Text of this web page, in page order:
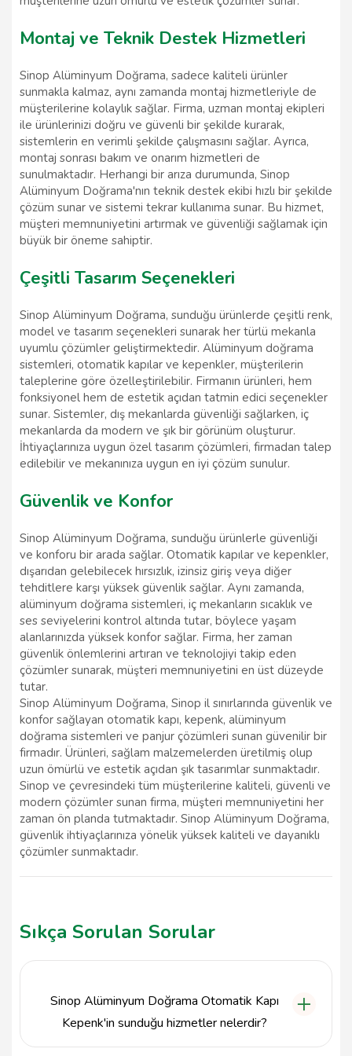
Montaj ve Teknik Destek Hizmetleri
Sinop Alüminyum Doğrama, sadece kaliteli ürünler
sunmakla kalmaz, aynı zamanda montaj hizmetleriyle de
müşterilerine kolaylık sağlar. Firma, uzman montaj ekipleri
ile ürünlerinizi doğru ve güvenli bir şekilde kurarak,
sistemlerin en verimli şekilde çalışmasını sağlar. Ayrıca,
montaj sonrası bakım ve onarım hizmetleri de
sunulmaktadır. Herhangi bir arıza durumunda, Sinop
Alüminyum Doğrama'nın teknik destek ekibi hızlı bir şekilde
çözüm sunar ve sistemi tekrar kullanıma sunar. Bu hizmet,
müşteri memnuniyetini artırmak ve güvenliği sağlamak için
büyük bir öneme sahiptir.
Çeşitli Tasarım Seçenekleri
Sinop Alüminyum Doğrama, sunduğu ürünlerde çeşitli renk,
model ve tasarım seçenekleri sunarak her türlü mekanla
uyumlu çözümler geliştirmektedir. Alüminyum doğrama
sistemleri, otomatik kapılar ve kepenkler, müşterilerin
taleplerine göre özelleştirilebilir. Firmanın ürünleri, hem
fonksiyonel hem de estetik açıdan tatmin edici seçenekler
sunar. Sistemler, dış mekanlarda güvenliği sağlarken, iç
mekanlarda da modern ve şık bir görünüm oluşturur.
İhtiyaçlarınıza uygun özel tasarım çözümleri, firmadan talep
edilebilir ve mekanınıza uygun en iyi çözüm sunulur.
Güvenlik ve Konfor
Sinop Alüminyum Doğrama, sunduğu ürünlerle güvenliği
ve konforu bir arada sağlar. Otomatik kapılar ve kepenkler,
dışarıdan gelebilecek hırsızlık, izinsiz giriş veya diğer
tehditlere karşı yüksek güvenlik sağlar. Aynı zamanda,
alüminyum doğrama sistemleri, iç mekanların sıcaklık ve
ses seviyelerini kontrol altında tutar, böylece yaşam
alanlarınızda yüksek konfor sağlar. Firma, her zaman
güvenlik önlemlerini artıran ve teknolojiyi takip eden
çözümler sunarak, müşteri memnuniyetini en üst düzeyde
tutar.
Sinop Alüminyum Doğrama, Sinop il sınırlarında güvenlik ve
konfor sağlayan otomatik kapı, kepenk, alüminyum
doğrama sistemleri ve panjur çözümleri sunan güvenilir bir
firmadır. Ürünleri, sağlam malzemelerden üretilmiş olup
uzun ömürlü ve estetik açıdan şık tasarımlar sunmaktadır.
Sinop ve çevresindeki tüm müşterilerine kaliteli, güvenli ve
modern çözümler sunan firma, müşteri memnuniyetini her
zaman ön planda tutmaktadır. Sinop Alüminyum Doğrama,
güvenlik ihtiyaçlarınıza yönelik yüksek kaliteli ve dayanıklı
çözümler sunmaktadır.
Sıkça Sorulan Sorular
Sinop Alüminyum Doğrama Otomatik Kapı
Kepenk'in sunduğu hizmetler nelerdir?